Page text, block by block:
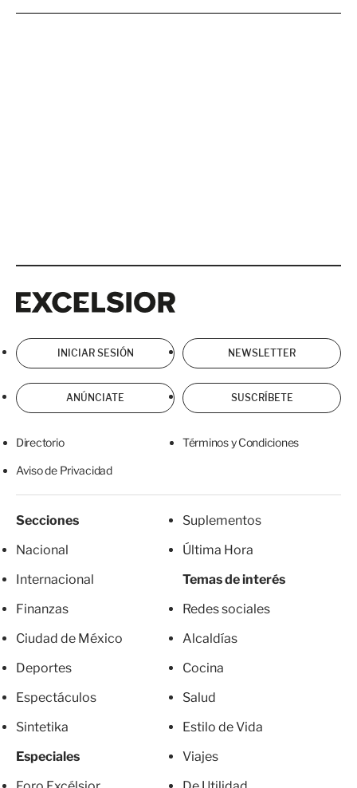
INICIAR SESIÓN NEWSLETTER
ANÚNCIATE SUSCRÍBETE
Directorio Términos y Condiciones
Aviso de Privacidad
Secciones
Nacional
Internacional
Finanzas
Ciudad de México
Deportes
Espectáculos
Sintetika
Especiales
Suplementos
Última Hora
Temas de interés
Redes sociales
Alcaldías
Cocina
Salud
Estilo de Vida
Viajes